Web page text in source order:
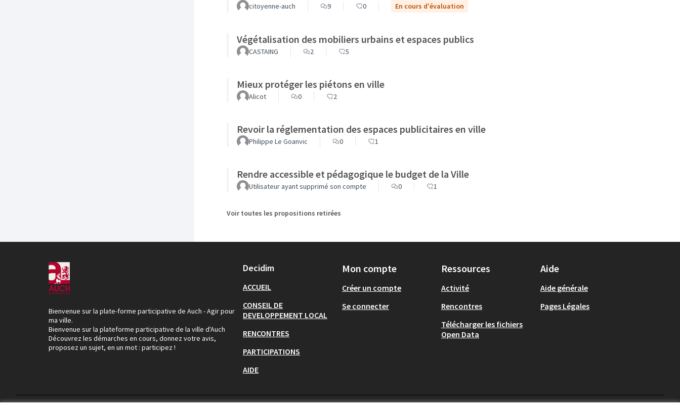
citoyenne-auch 9 0 En cours d'évaluation
Végétalisation des mobiliers urbains et espaces publics
CASTAING 2 5
Mieux protéger les piétons en ville
Alicot 0 2
Revoir la réglementation des espaces publicitaires en ville
Philippe Le Goanvic 0 1
Rendre accessible et pédagogique le budget de la Ville
Utilisateur ayant supprimé son compte 0 1
Voir toutes les propositions retirées
Bienvenue sur la plate-forme participative de Auch - Agir pour
ma ville.
Bienvenue sur la plateforme participative de la ville d'Auch
Découvrez les démarches en cours, donnez votre avis,
proposez un sujet, en un mot : participez !
Decidim
ACCUEIL
CONSEIL DE
DEVELOPPEMENT LOCAL
RENCONTRES
PARTICIPATIONS
AIDE
Mon compte
Créer un compte
Se connecter
Ressources
Activité
Rencontres
Télécharger les fichiers
Open Data
Aide
Aide générale
Pages Légales